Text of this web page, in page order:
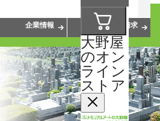
大野屋
のオン
ライン
ストア
会員サービス
企業情報 資料請求